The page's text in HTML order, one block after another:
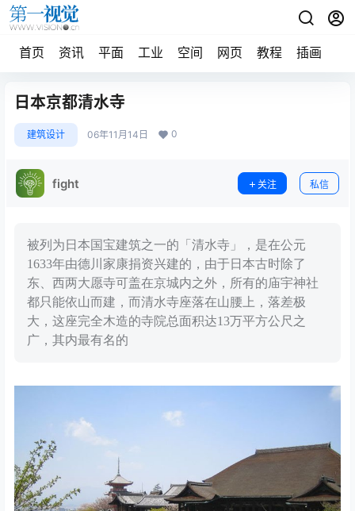
首页 资讯 平面 工业 空间 网页 教程 插画
日本京都清水寺
建筑设计 06年11月14日 0
fight 关注 私信
被列为日本国宝建筑之一的「清水寺」，是在公元
1633年由德川家康捐资兴建的，由于日本古时除了
东、西两大愿寺可盖在京城内之外，所有的庙宇神社
都只能依山而建，而清水寺座落在山腰上，落差极
大，这座完全木造的寺院总面积达13万平方公尺之
广，其内最有名的